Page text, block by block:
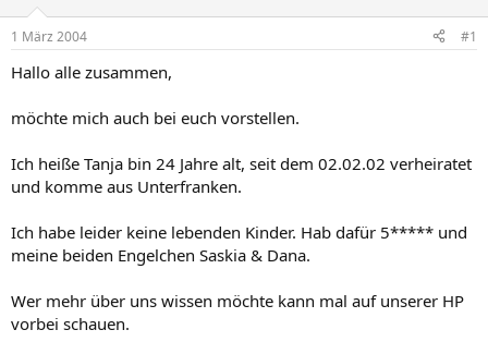
l
e
r
t
a
1 März 2004 #1
Hallo alle zusammen,
möchte mich auch bei euch vorstellen.
Ich heiße Tanja bin 24 Jahre alt, seit dem 02.02.02 verheiratet
und komme aus Unterfranken.
Ich habe leider keine lebenden Kinder. Hab dafür 5***** und
meine beiden Engelchen Saskia & Dana.
Wer mehr über uns wissen möchte kann mal auf unserer HP
vorbei schauen.